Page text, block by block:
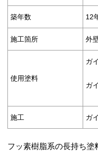
築年数 12
施工箇所 外
使用塗料
ガ
ガ
施工 ガ
フッ素樹脂系の長持ち塗